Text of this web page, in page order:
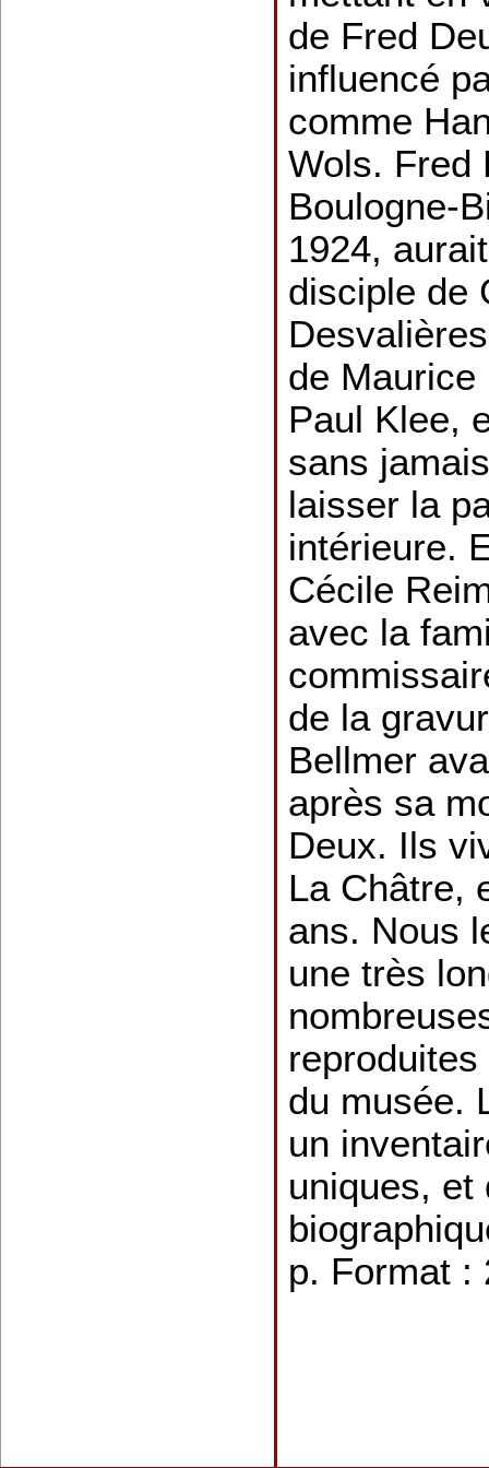
de Fred
influencé
comme
Wols. Fred
Boulogne-
1924,
disciple de
de
Paul Klee,
sans
laisser la
intérieure.
Cécile
avec la
de la
Bellmer
après sa
Deux. Ils
La Châtre,
ans. Nous
une très
du musée.
un
uniques, et
p. Format :